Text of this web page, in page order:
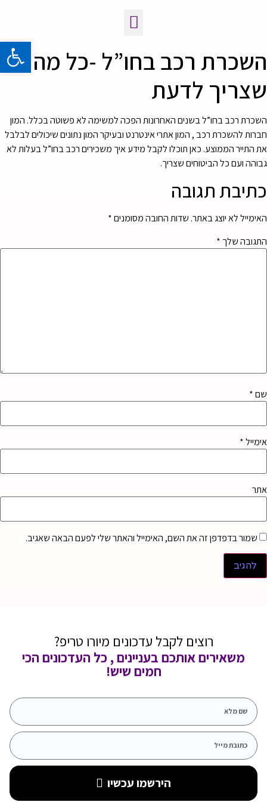
השכרת רכב בחו”ל -כל מה
שצריך לדעת
השכרת רכב בחו”ל בשנים האחרונות הפכה למשימה לא פשוטה בכלל. המון
חברות להשכרת רכב , המון אתרי אינטרנט ובעיקר המון נתונים שיכולים לבלבל
את התייר הממוצע. כאן תוכלו לקבל מידע איך משכירים רכב בחו”ל בעלות לא
גבוהה ועם כל הביטוחים שצריך.
כתיבת תגובה
האימייל לא יוצג באתר. שדות החובה מסומנים*
התגובה שלך *
שם*
אימייל*
אתר
שמור בדפדפן זה את השם, האימייל והאתר שלי לפעם הבאה שאגיב.
רוצים לקבל עדכונים מיורו טריפ?
משאירים אותכם בעניינים , כל העדכונים הכי
חמים שיש!
הירשמו עכשיו